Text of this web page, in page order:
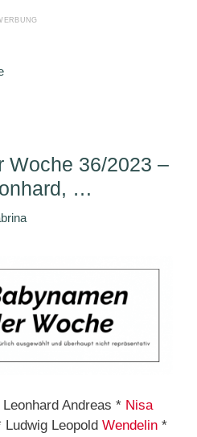
Woche 36/2023 –
…
Andreas * Nisa
Leopold Wendelin *